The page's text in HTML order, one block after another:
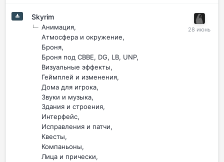
Skyrim
Анимация
Атмосфера и окружение
Броня
Броня под CBBE, DG, LB, UNP
Визуальные эффекты
Геймплей и изменения
Дома для игрока
Звуки и музыка
Здания и строения
Интерфейс
Исправления и патчи
Квесты
Компаньоны
Лица и прически